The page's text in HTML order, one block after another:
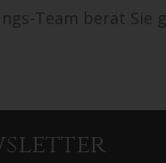
Team berät Sie